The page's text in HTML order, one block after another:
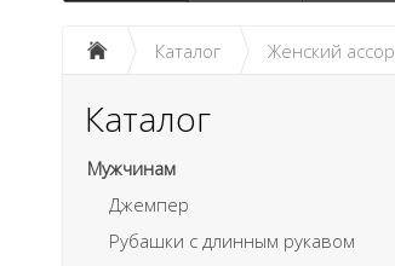
Каталог Женский
Каталог
Мужчинам
Джемпер
Рубашки с длинным рукавом